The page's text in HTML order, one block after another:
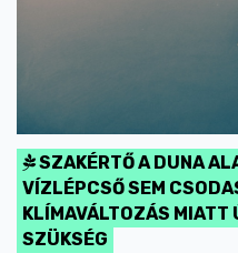
SZAKÉRTŐ A DUNA
VÍZLÉPCSŐ SEM
KLÍMAVÁLTOZÁS MIATT
SZÜKSÉG